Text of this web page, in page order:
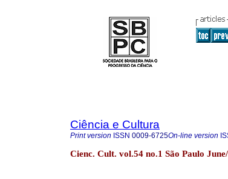
Ciência e Cultura
Print version ISSN 0009-6725On-line version
Cienc. Cult. vol.54 no.1 São Paulo